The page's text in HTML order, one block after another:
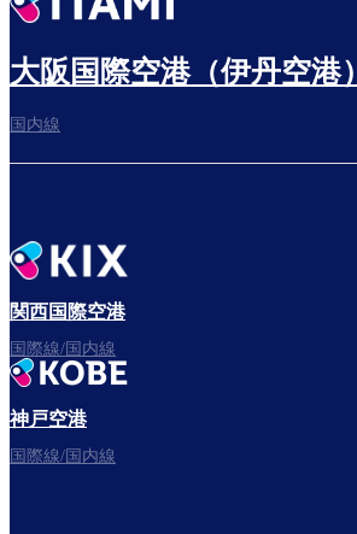
搭乗ゲートへ
フライトをお楽しみください。
大阪国際空港（伊丹空港）
国内線
関西国際空港
国際線/国内線
神戸空港
国際線/国内線